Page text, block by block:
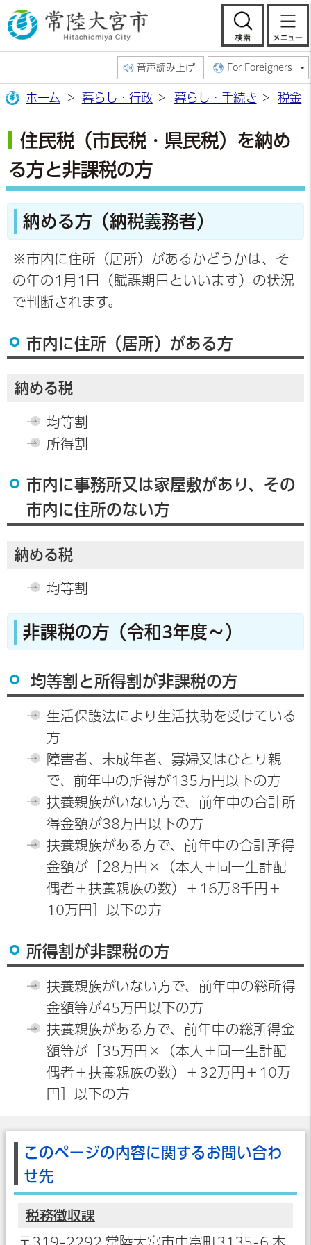
常陸大宮市公
検
音声読み上げ For Foreigners
ホーム 暮らし・行政 暮らし・手続き 税金
住民税（市民税・県民税）を納め
る方と非課税の方
納める方（納税義務者）
※市内に住所（居所）があるかどうかは、そ
の年の1月1日（賦課期日といいます）の状況
で判断されます。
市内に住所（居所）がある方
納める税
均等割
所得割
市内に事務所又は家屋敷があり、その
市内に住所のない方
納める税
均等割
非課税の方（令和3年度～）
均等割と所得割が非課税の方
生活保護法により生活扶助を受けている
方
障害者、未成年者、寡婦又はひとり親
で、前年中の所得が135万円以下の方
扶養親族がいない方で、前年中の合計所
得金額が38万円以下の方
扶養親族がある方で、前年中の合計所得
金額が［28万円×（本人＋同一生計配
偶者＋扶養親族の数）＋16万8千円＋
10万円］以下の方
所得割が非課税の方
扶養親族がいない方で、前年中の総所得
金額等が45万円以下の方
扶養親族がある方で、前年中の総所得金
額等が［35万円×（本人＋同一生計配
偶者＋扶養親族の数）＋32万円＋10万
円］以下の方
このページの内容に関するお問い合わ
せ先
税務徴収課
〒319-2292 常陸大宮市中富町3135-6 本